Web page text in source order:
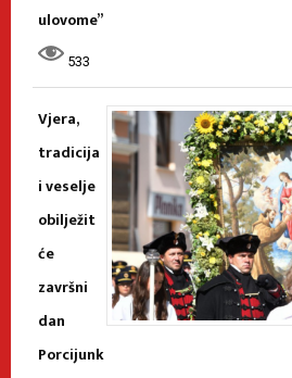
ulovome”
533
Vjera,
tradicija
i veselje
obilježit
će
završni
dan
Porcijunk